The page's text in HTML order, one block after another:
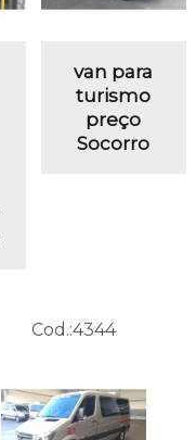
van para
turismo
preço
Socorro
Cod.:4344